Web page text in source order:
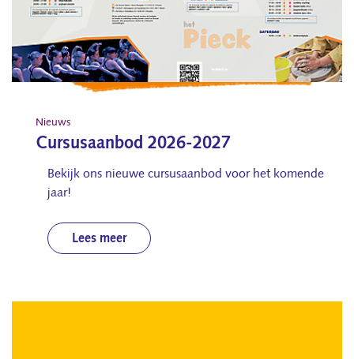
Nieuws
Cursusaanbod 2026-2027
Bekijk ons nieuwe cursusaanbod voor het komende
jaar!
Lees meer